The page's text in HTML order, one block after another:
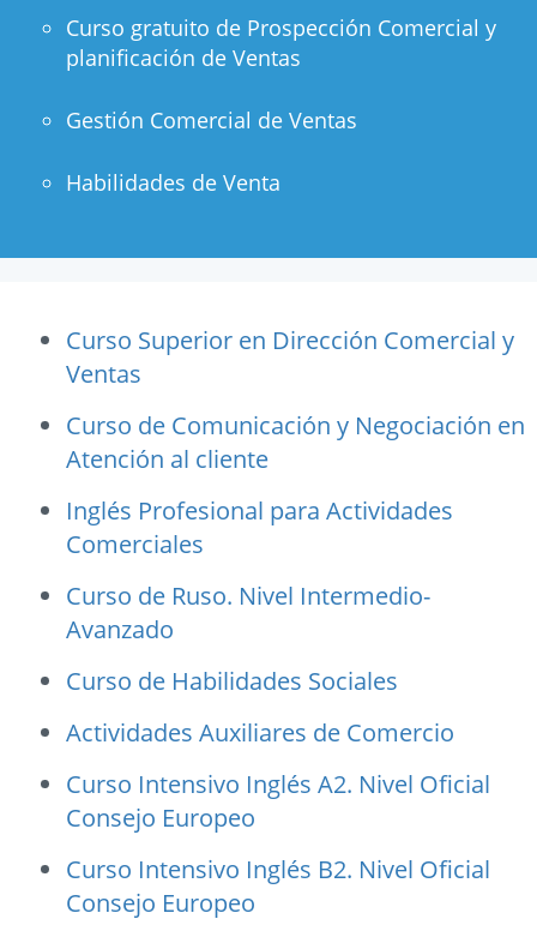
Curso gratuito de Prospección Comercial y
planificación de Ventas
Gestión Comercial de Ventas
Habilidades de Venta
Curso Superior en Dirección Comercial y
Ventas
Curso de Comunicación y Negociación en
Atención al cliente
Inglés Profesional para Actividades
Comerciales
Curso de Ruso. Nivel Intermedio-
Avanzado
Curso de Habilidades Sociales
Actividades Auxiliares de Comercio
Curso Intensivo Inglés A2. Nivel Oficial
Consejo Europeo
Curso Intensivo Inglés B2. Nivel Oficial
Consejo Europeo